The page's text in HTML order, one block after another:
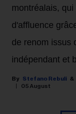
montréalais,
d'affluence
de renom issus
indépendant et
Stefano Rebuli
05 August